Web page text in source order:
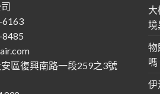
6163
區復興南路一段259之3號
境
物
嗎
伊